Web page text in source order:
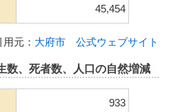
45,454
用元： 大府市 公式ウェブサイト
、死者数、人口の自然増減
933